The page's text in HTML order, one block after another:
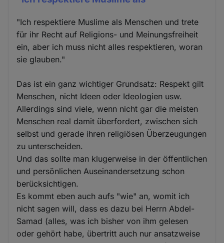
"Ich respektiere Muslime als Menschen und trete
für ihr Recht auf Religions- und Meinungsfreiheit
ein, aber ich muss nicht alles respektieren, woran
sie glauben."
Das ist ein ganz wichtiger Grundsatz: Respekt gilt
Menschen, nicht Ideen oder Ideologien usw.
Allerdings sind viele, wenn nicht gar die meisten
Menschen real damit überfordert, zwischen sich
selbst und gerade ihren religiösen Überzeugungen
zu unterscheiden.
Und das sollte man klugerweise in der öffentlichen
und persönlichen Auseinandersetzung schon
berücksichtigen.
Es kommt eben auch aufs "wie" an, womit ich
nicht sagen will, dass es dazu bei Herrn Abdel-
Samad (alles, was ich bisher von ihm gelesen
oder gehört habe, übertritt auch nur ansatzweise